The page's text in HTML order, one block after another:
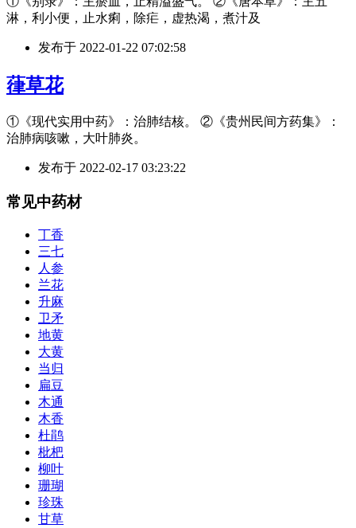
淋，利小便，止水痢，除疟，虚热渴，煮汁及
发布于 2022-01-22 07:02:58
葎草花
①《现代实用中药》：治肺结核。 ②《贵州民间方药集》：
治肺病咳嗽，大叶肺炎。
发布于 2022-02-17 03:23:22
常见中药材
丁香
三七
人参
兰花
升麻
卫矛
地黄
大黄
当归
扁豆
木通
木香
杜鹃
枇杷
柳叶
珊瑚
珍珠
甘草